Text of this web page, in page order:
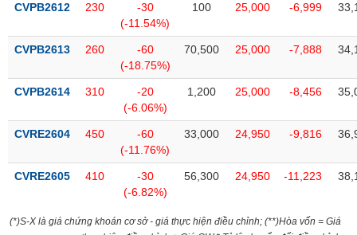
CVPB2612 230
-30
(-11.54%)
100 25,000 -6,999
CVPB2613 260
-60
(-18.75%)
70,500 25,000 -7,888
CVPB2614 310
-20
(-6.06%)
1,200 25,000 -8,456
CVRE2604 450
-60
(-11.76%)
33,000 24,950 -9,816
CVRE2605 410
-30
(-6.82%)
56,300 24,950 -11,223
(*)S-X là giá chứng khoán cơ sở - giá thực hiện điều chỉnh; (**)Hòa vốn = Giá